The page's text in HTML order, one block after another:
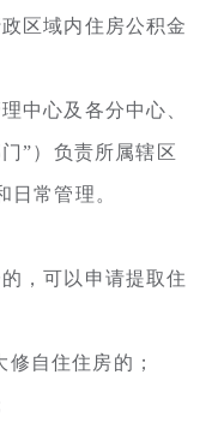
区域内住房公积金
中心及各分中心、
”）负责所属辖区
日常管理。
，可以申请提取住
修自住住房的；